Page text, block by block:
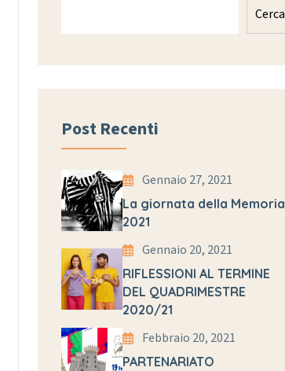
Cerca
Post Recenti
Gennaio 27, 2021
La giornata della Memoria
2021
Gennaio 20, 2021
RIFLESSIONI AL TERMINE
DEL QUADRIMESTRE
2020/21
Febbraio 20, 2021
PARTENARIATO